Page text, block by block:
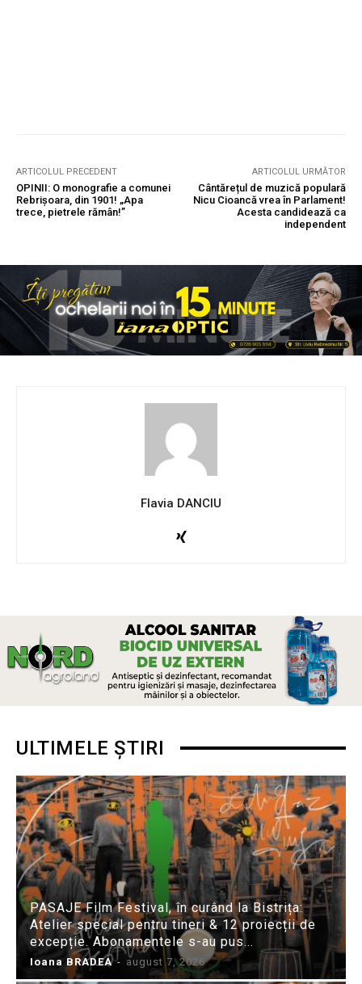
ARTICOLUL PRECEDENT
OPINII: O monografie a comunei
Rebrișoara, din 1901! „Apa
trece, pietrele rămân!”
ARTICOLUL URMĂTOR
Cântărețul de muzică populară
Nicu Cioancă vrea în Parlament!
Acesta candidează ca
independent
Flavia DANCIU
ULTIMELE ȘTIRI
PASAJE Film Festival, în curând la Bistrița:
Atelier special pentru tineri & 12 proiecții de
excepție. Abonamentele s-au pus...
Ioana BRADEA - august 7, 2026